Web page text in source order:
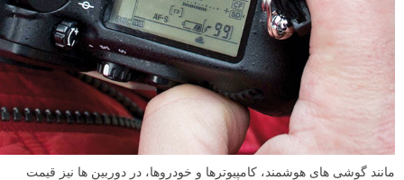
مانند گوشی های هوشمند، کامپیوترها و خودروها، در دوربین ها نیز قیمت